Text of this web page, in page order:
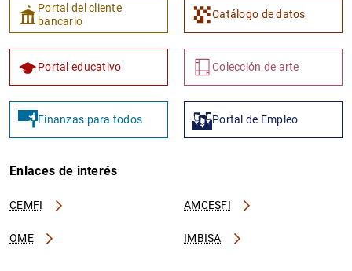
Portal del cliente
bancario
Catálogo de datos
Portal educativo Colección de arte
Finanzas para todos Portal de Empleo
Enlaces de interés
CEMFI AMCESFI
OME IMBISA